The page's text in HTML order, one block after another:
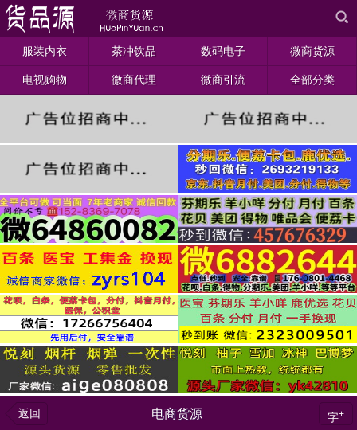
服装内衣 茶冲饮品 数码电子 微商货源
电视购物 微商代理 微商引流 全部分类
返回 电商货源 字+